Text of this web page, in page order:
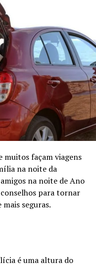
muitos façam viagens
na noite da
na noite de Ano
para tornar
mais seguras.
é uma altura do